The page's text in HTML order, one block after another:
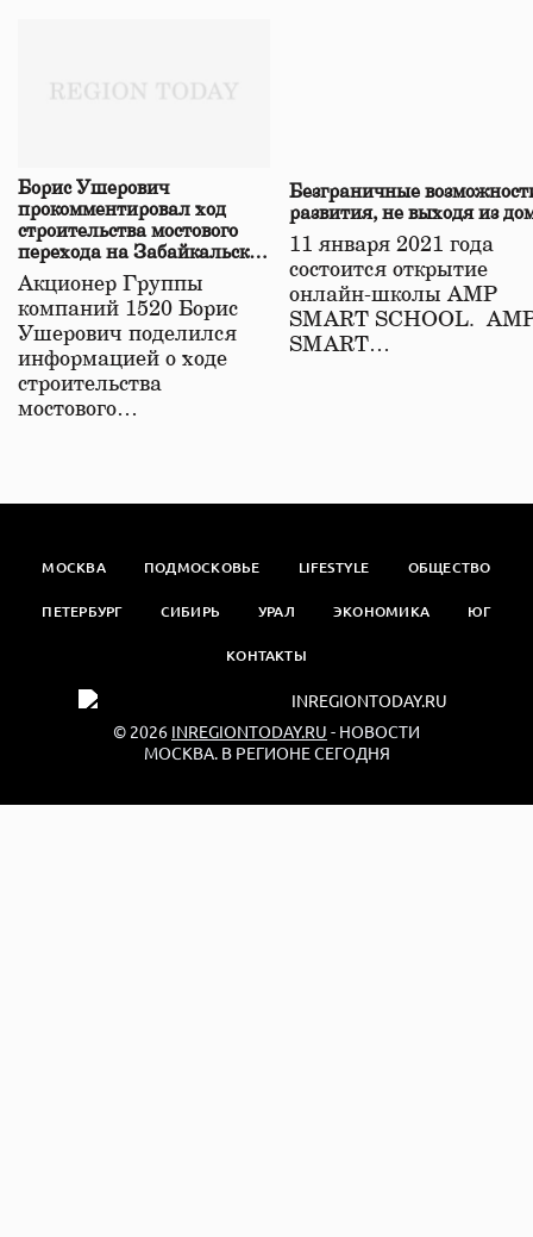
Борис Ушерович
прокомментировал ход
строительства мостового
перехода на Забайкальской
железной дороге
Акционер Группы
компаний 1520 Борис
Ушерович поделился
информацией о ходе
строительства
мостового…
Безграничные
развития, не выходя из
11 января 2021 года
состоится открытие
онлайн-школы АМР
SMART SCHOOL.
SMART…
МОСКВА ПОДМОСКОВЬЕ LIFESTYLE ОБЩЕСТВО
ПЕТЕРБУРГ СИБИРЬ УРАЛ ЭКОНОМИКА ЮГ
КОНТАКТЫ
© 2026 INREGIONTODAY.RU - НОВОСТИ
МОСКВА. В РЕГИОНЕ СЕГОДНЯ